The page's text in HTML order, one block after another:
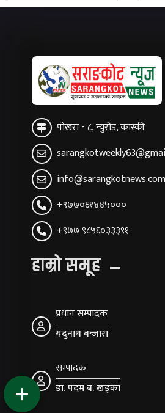
पोखरा - ८, न्युरोड, कास्की
info@sarangkotnews.com
+९७७०६१४४५०००
+९७७ ९८५६०३३३९१
हाम्रो समूह
प्रधान सम्पादक
यदुनाथ बन्जारा
सम्पादक
डा. पदम ब. खड्का